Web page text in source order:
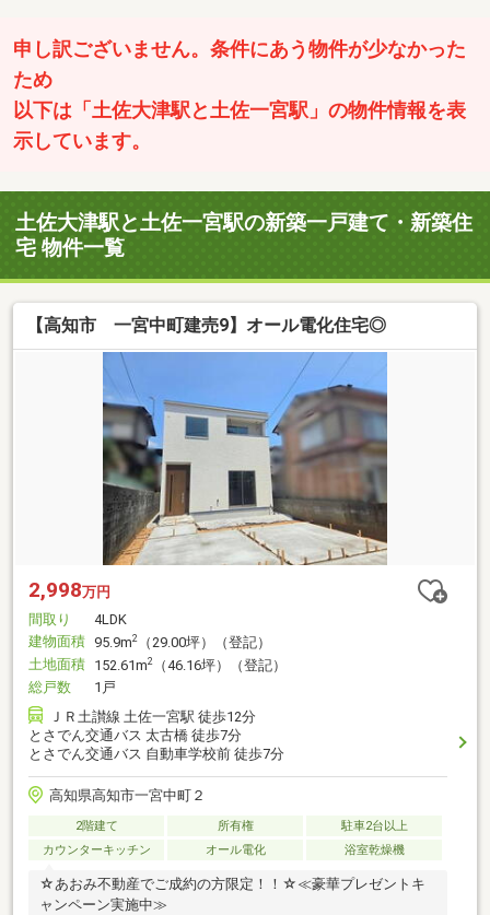
申し訳ございません。条件にあう物件が少なかった
ため
以下は「土佐大津駅と土佐一宮駅」の物件情報を表
示しています。
土佐大津駅と土佐一宮駅の新築一戸建て・新築住
宅 物件一覧
【高知市 一宮中町建売9】オール電化住宅◎
2,998万円
間取り
4LDK
建物面積 95.9m2
（29.00坪）（登記）
土地面積 152.61m2
（46.16坪）（登記）
総戸数
1戸
ＪＲ土讃線 土佐一宮駅 徒歩12分
とさでん交通バス 太古橋 徒歩7分
とさでん交通バス 自動車学校前 徒歩7分
高知県高知市一宮中町２
2階建て 所有権
駐車2台以上
カウンターキッチン
オール電化 浴室乾燥機
☆あおみ不動産でご成約の方限定！！☆≪豪華プレゼントキ
ャンペーン実施中≫